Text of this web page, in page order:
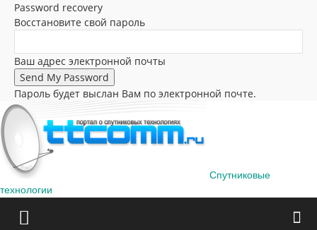
Password recovery
Восстановите свой пароль
Ваш адрес электронной почты
Пароль будет выслан Вам по электронной почте.
Спутниковые
технологии